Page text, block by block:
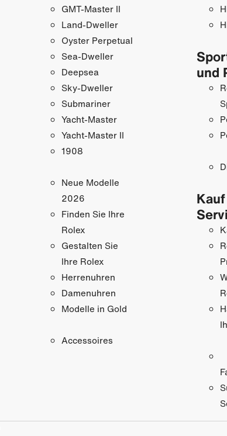
GMT-Master II
Land-Dweller
Oyster Perpetual
Sea-Dweller
Deepsea
Sky-Dweller
Submariner
Yacht-Master
Yacht-Master II
1908
Neue Modelle
2026
Finden Sie Ihre
Rolex
Gestalten Sie
Ihre Rolex
Herrenuhren
Damenuhren
Modelle in Gold
Accessoires
und